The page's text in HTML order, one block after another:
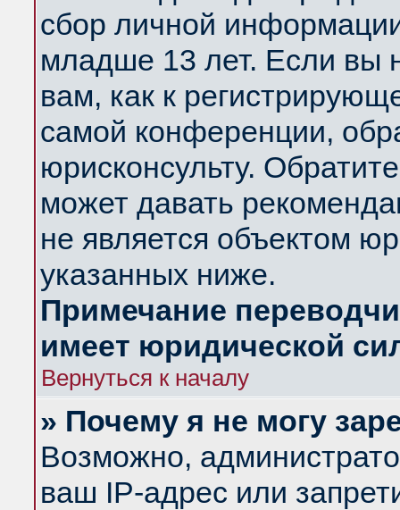
сбор личной
младше 13 лет. Если вы
вам, как к
самой конференции,
юрисконсульту.
может давать
не является объектом
указанных ниже.
Примечание
имеет юридической
Вернуться к началу
» Почему я не могу
Возможно,
ваш IP-адрес или